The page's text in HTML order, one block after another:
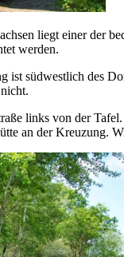
liegt einer der
werden.
ist südwestlich des
links von der
an der Kreuzung.